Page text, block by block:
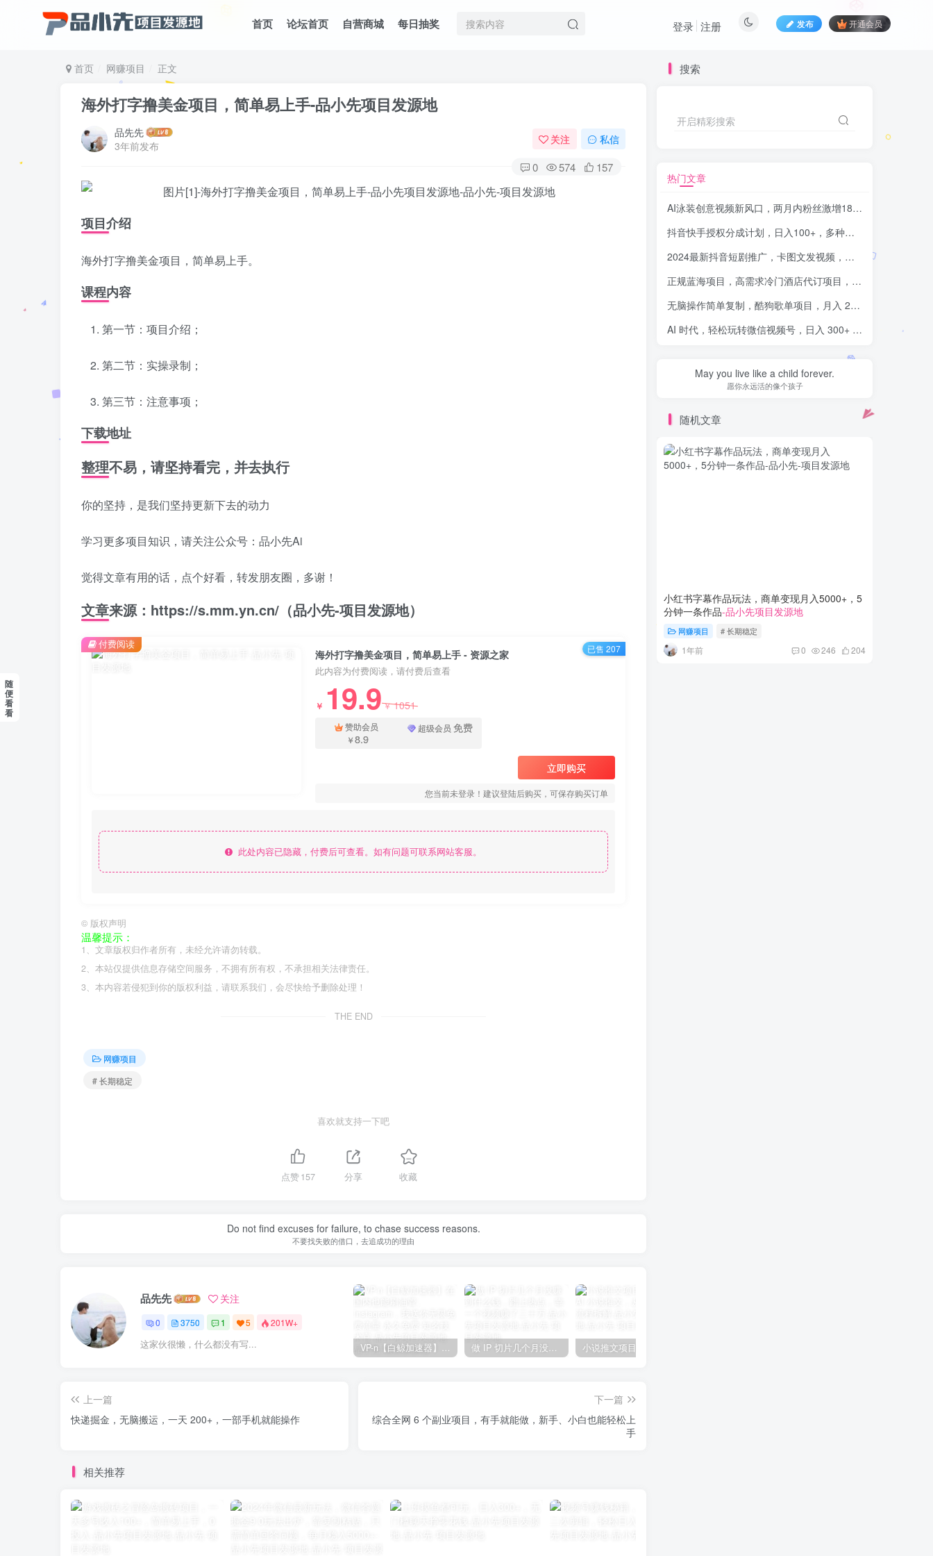
首页 论坛首页 自营商城 每日抽奖 发布 开通会员
登录 注册
首页 网赚项目 正文
海外打字撸美金项目，简单易上手-品小先项目发源地
品先先
3年前发布
关注 私信
0 574 157
项目介绍
海外打字撸美金项目，简单易上手。
课程内容
第一节：项目介绍；
第二节：实操录制；
第三节：注意事项；
下载地址
整理不易，请坚持看完，并去执行
你的坚持，是我们坚持更新下去的动力
学习更多项目知识，请关注公众号：品小先Ai
觉得文章有用的话，点个好看，转发朋友圈，多谢！
文章来源：https://s.mm.yn.cn/（品小先-项目发源地）
海外打字撸美金项目，简单易上手 - 资源之家
此内容为付费阅读，请付费后查看
￥ 19.9￥1051
赞助会员
￥8.9
超级会员 免费
立即购买
您当前未登录！建议登陆后购买，可保存购买订单
此处内容已隐藏，付费后可查看。如有问题可联系网站客服。
付费阅读 已售 207
© 版权声明
温馨提示：
1、文章版权归作者所有，未经允许请勿转载。
2、本站仅提供信息存储空间服务，不拥有所有权，不承担相关法律责任。
3、本内容若侵犯到你的版权利益，请联系我们，会尽快给予删除处理！
THE END
网赚项目
# 长期稳定
喜欢就支持一下吧
点赞157 分享 收藏
Life is simple.You make choices and you don't look back.
人生很简单，做了决定就不要后悔
品先先 关注
0 3750 1 5 201W+
这家伙很懒，什么都没有写... VP-n【白鲸加速器】在国内也能刷油管、Instagram，我送你无限免费流量 永久免费-知名技术官-品小先项目发源地 做 IP 切片几个月没赚到什么钱，蹭上热点，靠一个视频赚了二十万-品小先项目发源地
上一篇
快递掘金，无脑搬运，一天 200+，一部手机就能操作
下一篇
综合全网 6 个副业项目，有手就能做，新手、小白也能轻松上
手
相关推荐
搜索
开启精彩搜索
热门文章
AI泳装创意视频新风口，两月内粉丝激增18.2万，高效变现策略揭秘！
抖音快手授权分成计划，日入100+，多种推广方式
2024最新抖音短剧推广，卡图文发视频，直接无脑搬，百分百不违规，轻松月入1W+(随时和谐)
正规蓝海项目，高需求冷门酒店代订项目，简单无脑可长期稳定项目【揭秘】
无脑操作简单复制，酷狗歌单项目，月入 2W+，可放大
AI 时代，轻松玩转微信视频号，日入 300+ 不是梦
-品小先项
The best way out is always through.
一路走到底，你就会发现那个最佳出口
随机文章
小红书字幕作品玩法，商单变现月入5000+，5
分钟一条作品-品小先项目发源地
网赚项目 # 长期稳定
1年前 0 246 204
随
便
看
看